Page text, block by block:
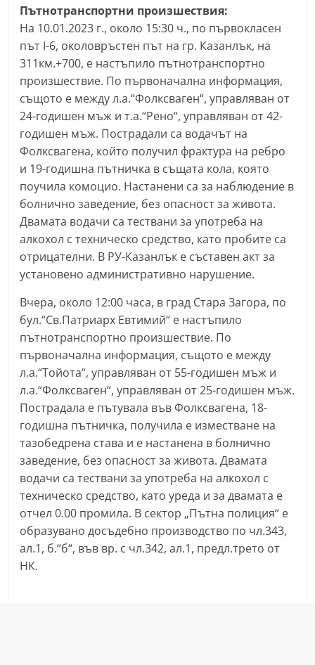
z
a
n
l
a
k
i
n
f
o
,
k
a
a
n
l
a
k
-
b
g
.
i
n
f
o
Пътнотранспортни произшествия:
На 10.01.2023 г., около 15:30 ч., по първокласен
път I-6, околовръстен път на гр. Казанлък, на
311км.+700, е настъпило пътнотранспортно
произшествие. По първоначална информация,
същото е между л.а.“Фолксваген“, управляван от
24-годишен мъж и т.а.“Рено“, управляван от 42-
годишен мъж. Пострадали са водачът на
Фолксвагена, който получил фрактура на ребро
и 19-годишна пътничка в същата кола, която
поучила комоцио. Настанени са за наблюдение в
болнично заведение, без опасност за живота.
Двамата водачи са тествани за употреба на
алкохол с техническо средство, като пробите са
отрицателни. В РУ-Казанлък е съставен акт за
установено административно нарушение.
Вчера, около 12:00 часа, в град Стара Загора, по
бул.“Св.Патриарх Евтимий“ е настъпило
пътнотранспортно произшествие. По
първоначална информация, същото е между
л.а.“Тойота“, управляван от 55-годишен мъж и
л.а.“Фолксваген“, управляван от 25-годишен мъж.
Пострадала е пътувала във Фолксвагена, 18-
годишна пътничка, получила е изместване на
тазобедрена става и е настанена в болнично
заведение, без опасност за живота. Двамата
водачи са тествани за употреба на алкохол с
техническо средство, като уреда и за двамата е
отчел 0.00 промила. В сектор „Пътна полиция“ е
образувано досъдебно производство по чл.343,
ал.1, б.“б“, във вр. с чл.342, ал.1, предл.трето от
НК.